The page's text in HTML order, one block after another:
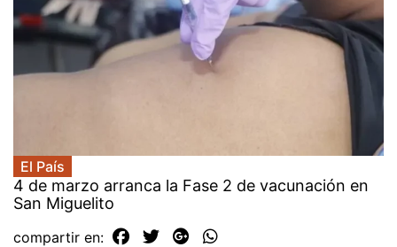
El País
4 de marzo arranca la Fase 2 de vacunación en
San Miguelito
compartir en: